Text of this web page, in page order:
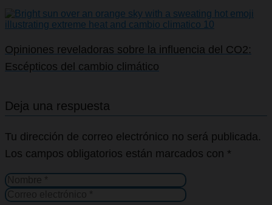
Opiniones reveladoras sobre la influencia del CO2:
Escépticos del cambio climático
Deja una respuesta
Tu dirección de correo electrónico no será publicada.
Los campos obligatorios están marcados con *